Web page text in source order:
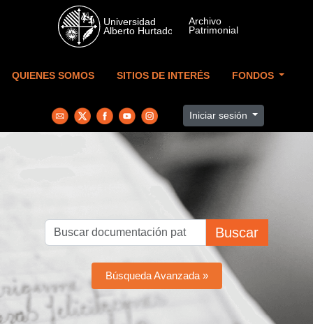
Skip to main content
QUIENES SOMOS SITIOS DE INTERÉS FONDOS
Iniciar sesión
Buscar
Búsqueda Avanzada »